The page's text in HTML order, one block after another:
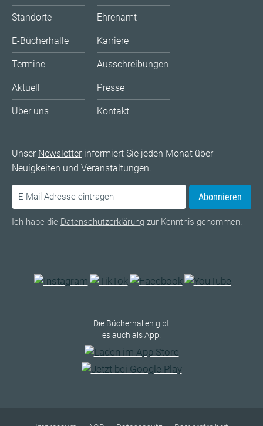
Standorte
E-Bücherhalle
Termine
Aktuell
Über uns
Ehrenamt
Karriere
Ausschreibungen
Presse
Kontakt
Unser Newsletterinformiert Sie jeden Monat über
Neuigkeiten und Veranstaltungen.
Abonnieren
Ich habe die Datenschutzerklärung zur Kenntnis genommen.
Die Bücherhallen gibt
es auch als App!